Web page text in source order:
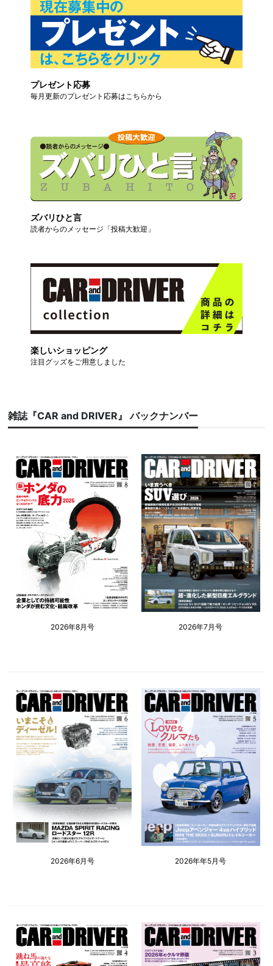
プレゼント応募
毎月更新のプレゼント応募はこちらから
ズバリひと言
読者からのメッセージ「投稿大歓迎」
楽しいショッピング
注目グッズをご用意しました
雑誌『CAR and DRIVER』 バックナンバー
2026年8月号 2026年7月号
2026年6月号 2026年年5月号